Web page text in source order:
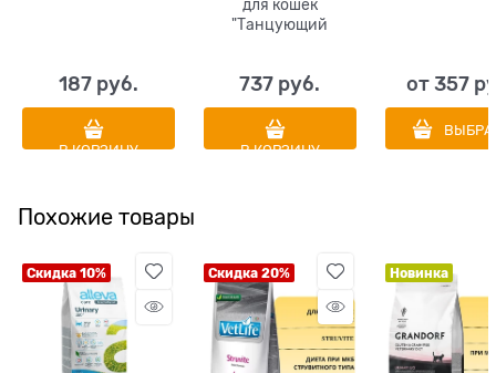
187 руб.
В КОРЗИНУ
для кошек
"Танцующий
мятой 14 см
737 руб.
В КОРЗИНУ
от357
Похожие товары
Скидка 10% Скидка 20% Новинка